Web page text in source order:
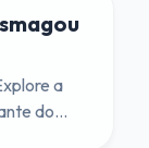
a
do